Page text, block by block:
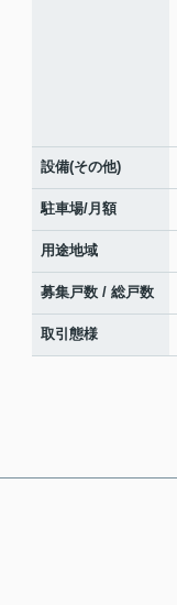
設備(その他)
駐車場/月額
用途地域
募集戸数 / 総戸数
取引態様